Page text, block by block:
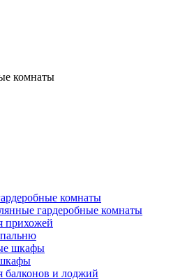
комнаты
комнаты
гардеробные комнаты
прихожей
шкафы
и лоджий